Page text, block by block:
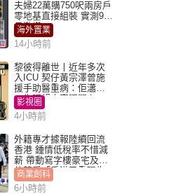
夫婦22萬購750呎兩房戶
零地基直接組裝 實測9個
月激讚
海外置業
14小時前
黎彼得離世丨近年多次
入ICU 契仔黃宗澤曾施
援手助醫重病：佢瀟灑
一生唔想大家唔開心
影視圈
4小時前
外籍專才據報陸續回流
香港 鍾情低稅率不惜減
薪 帶動寫字樓豪宅及學
位競爭「香港已重現生
機」
商業創科
6小時前